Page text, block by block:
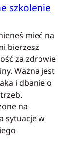
szkolenie
mieć na
bierzesz
za zdrowie
Ważna jest
i dbanie o
na
sytuacje w